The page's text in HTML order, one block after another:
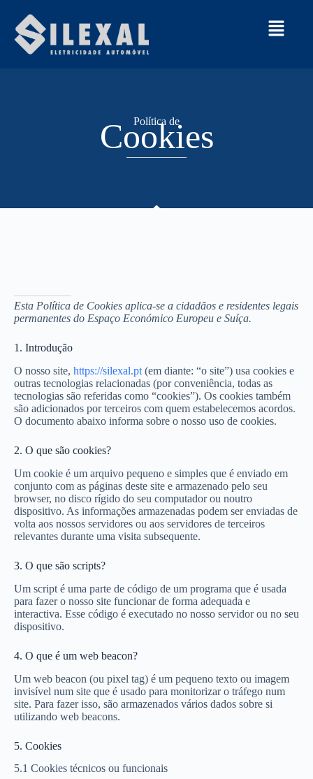
Política de
Cookies
Esta Política de Cookies aplica-se a cidadãos e residentes legais
permanentes do Espaço Económico Europeu e Suíça.
1. Introdução
O nosso site, https://silexal.pt (em diante: “o site”) usa cookies e
outras tecnologias relacionadas (por conveniência, todas as
tecnologias são referidas como “cookies”). Os cookies também
são adicionados por terceiros com quem estabelecemos acordos.
O documento abaixo informa sobre o nosso uso de cookies.
2. O que são cookies?
Um cookie é um arquivo pequeno e simples que é enviado em
conjunto com as páginas deste site e armazenado pelo seu
browser, no disco rígido do seu computador ou noutro
dispositivo. As informações armazenadas podem ser enviadas de
volta aos nossos servidores ou aos servidores de terceiros
relevantes durante uma visita subsequente.
3. O que são scripts?
Um script é uma parte de código de um programa que é usada
para fazer o nosso site funcionar de forma adequada e
interactiva. Esse código é executado no nosso servidor ou no seu
dispositivo.
4. O que é um web beacon?
Um web beacon (ou pixel tag) é um pequeno texto ou imagem
invisível num site que é usado para monitorizar o tráfego num
site. Para fazer isso, são armazenados vários dados sobre si
utilizando web beacons.
5. Cookies
5.1 Cookies técnicos ou funcionais